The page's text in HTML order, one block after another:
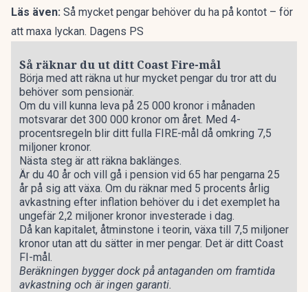
Läs även: Så mycket pengar behöver du ha på kontot – för
att maxa lyckan. Dagens PS
Så räknar du ut ditt Coast Fire-mål
Börja med att räkna ut hur mycket pengar du tror att du
behöver som pensionär.
Om du vill kunna leva på 25 000 kronor i månaden
motsvarar det 300 000 kronor om året. Med 4-
procentsregeln blir ditt fulla FIRE-mål då omkring 7,5
miljoner kronor.
Nästa steg är att räkna baklänges.
Är du 40 år och vill gå i pension vid 65 har pengarna 25
år på sig att växa. Om du räknar med 5 procents årlig
avkastning efter inflation behöver du i det exemplet ha
ungefär 2,2 miljoner kronor investerade i dag.
Då kan kapitalet, åtminstone i teorin, växa till 7,5 miljoner
kronor utan att du sätter in mer pengar. Det är ditt Coast
FI-mål.
Beräkningen bygger dock på antaganden om framtida
avkastning och är ingen garanti.